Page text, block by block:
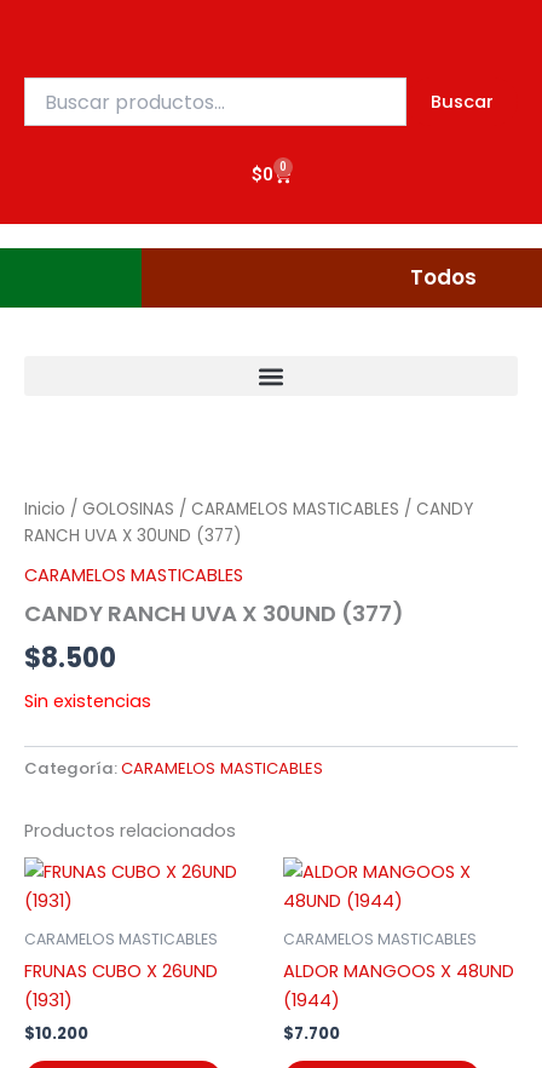
contenido
por:
Buscar
$0 0
Cart
Todos
Inicio / GOLOSINAS / CARAMELOS MASTICABLES / CANDY
RANCH UVA X 30UND (377)
CARAMELOS MASTICABLES
CANDY RANCH UVA X 30UND (377)
$8.500
Sin existencias
Categoría:CARAMELOS MASTICABLES
Productos relacionados
CARAMELOS MASTICABLES
FRUNAS CUBO X 26UND
(1931)
$10.200
CARAMELOS MASTICABLES
ALDOR MANGOOS X 48UND
(1944)
$7.700